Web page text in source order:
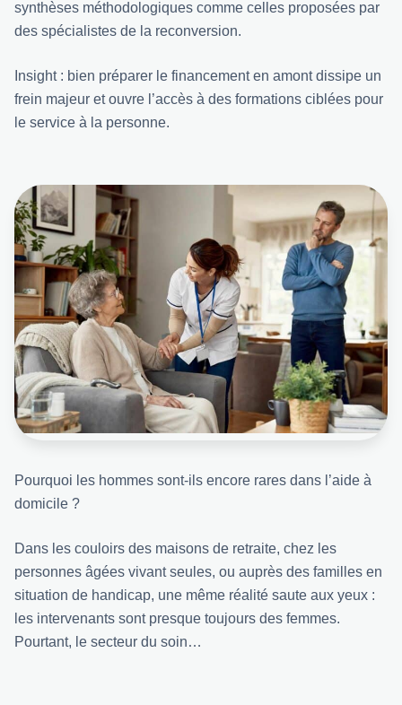
synthèses méthodologiques comme celles proposées par
des spécialistes de la reconversion.
Insight : bien préparer le financement en amont dissipe un
frein majeur et ouvre l’accès à des formations ciblées pour
le service à la personne.
Pourquoi les hommes sont-ils encore rares dans l’aide à
domicile ?
Dans les couloirs des maisons de retraite, chez les
personnes âgées vivant seules, ou auprès des familles en
situation de handicap, une même réalité saute aux yeux :
les intervenants sont presque toujours des femmes.
Pourtant, le secteur du soin…